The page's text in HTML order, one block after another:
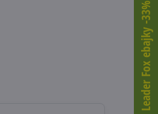
Leader Fox ebajky -33%